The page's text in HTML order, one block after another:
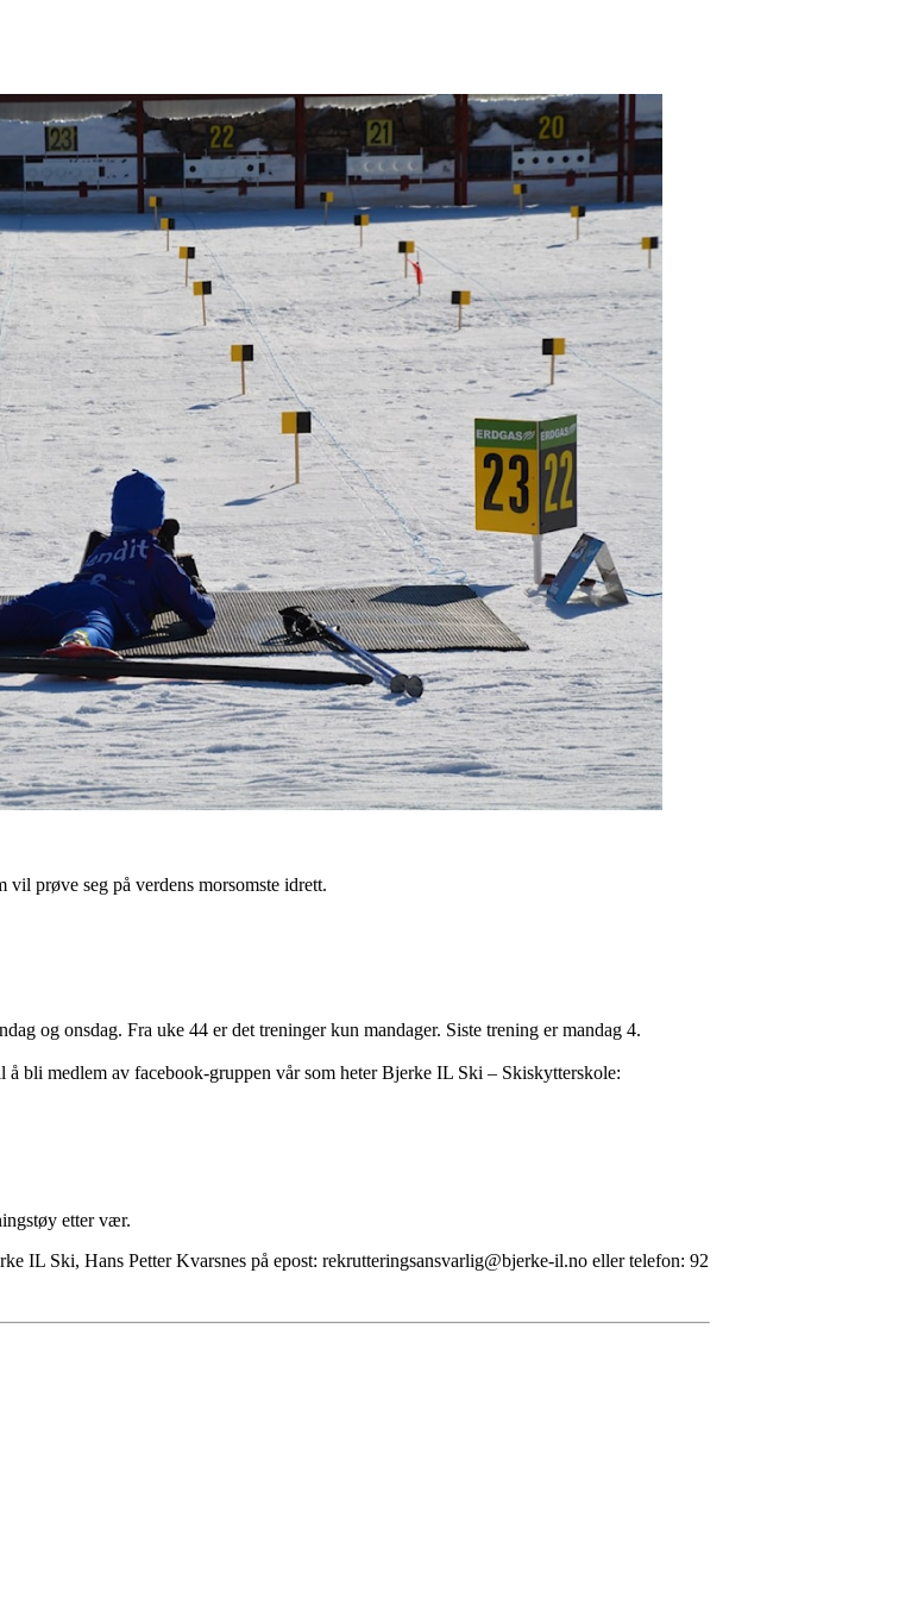
prøve seg på verdens morsomste idrett.
og onsdag. Fra uke 44 er det treninger kun mandager. Siste trening er mandag 4.
bli medlem av facebook-gruppen vår som heter Bjerke IL Ski – Skiskytterskole:
etter vær.
IL Ski, Hans Petter Kvarsnes på epost: rekrutteringsansvarlig@bjerke-il.no eller telefon: 92